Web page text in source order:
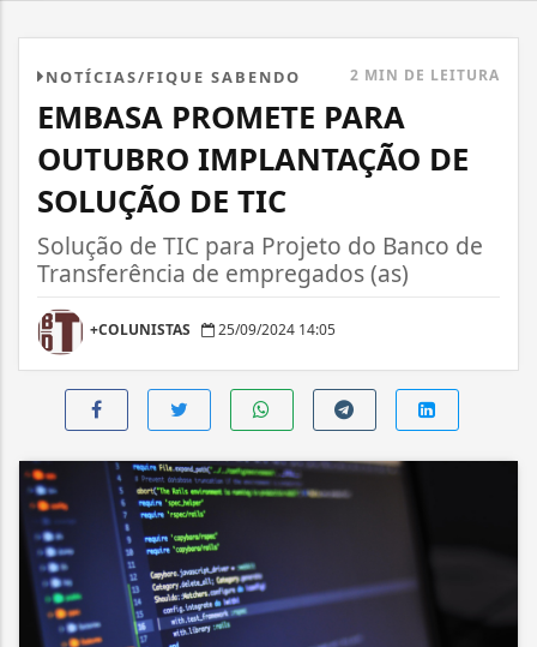
NOTÍCIAS/FIQUE SABENDO 2 MIN DE LEITURA
EMBASA PROMETE PARA
OUTUBRO IMPLANTAÇÃO DE
SOLUÇÃO DE TIC
Solução de TIC para Projeto do Banco de
Transferência de empregados (as)
+COLUNISTAS 25/09/2024 14:05